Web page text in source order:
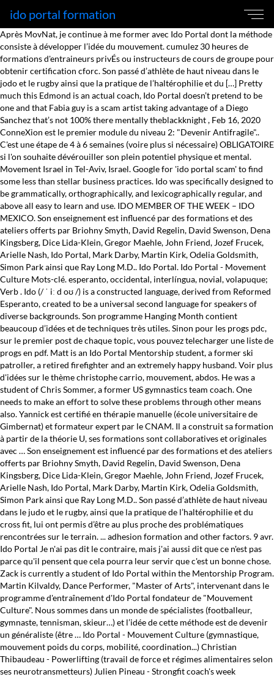
ido portal formation
Après MovNat, je continue à me former avec Ido Portal dont la méthode
consiste à développer l’idée du mouvement. cumulez 30 heures de
formations d'entraineurs privÉs ou instructeurs de cours de groupe pour
obtenir certification cforc. Son passé d’athlète de haut niveau dans le
jodo et le rugby ainsi que la pratique de l’haltérophilie et du […] Pretty
much this Edmond is an actual coach, Ido Portal doesn’t pretend to be
one and that Fabia guy is a scam artist taking advantage of a Diego
Sanchez that’s not 100% there mentally theblackknight , Feb 16, 2020
ConneXion est le premier module du niveau 2: "Devenir Antifragile"..
C'est une étape de 4 à 6 semaines (voire plus si nécessaire) OBLIGATOIRE
si l'on souhaite dévérouiller son plein potentiel physique et mental.
Movement Israel in Tel-Aviv, Israel. Google for 'ido portal scam' to find
some less than stellar business practices. Ido was specifically designed to
be grammatically, orthographically, and lexicographically regular, and
above all easy to learn and use. IDO MEMBER OF THE WEEK – IDO
MEXICO. Son enseignement est influencé par des formations et des
ateliers offerts par Briohny Smyth, David Regelin, David Swenson, Dena
Kingsberg, Dice Lida-Klein, Gregor Maehle, John Friend, Jozef Frucek,
Arielle Nash, Ido Portal, Mark Darby, Martin Kirk, Odelia Goldsmith,
Simon Park ainsi que Ray Long M.D.. Ido Portal. Ido Portal - Movement
Culture Mots-clé. esperanto, occidental, interlíngua, novial, volapuque;
Verb . Ido (/ ˈ iː d oʊ /) is a constructed language, derived from Reformed
Esperanto, created to be a universal second language for speakers of
diverse backgrounds. Son programme Hanging Month contient
beaucoup d’idées et de techniques très utiles. Sinon pour les progs pdc,
sur le premier post de chaque topic, vous pouvez telecharger une liste de
progs en pdf. Matt is an Ido Portal Mentorship student, a former ski
patroller, a retired firefighter and an extremely happy husband. Voir plus
d'idées sur le thème christophe carrio, mouvement, abdos. He was a
student of Chris Sommer, a former US gymnastics team coach. One
needs to make an effort to solve these problems through other means
also. Yannick est certifié en thérapie manuelle (école universitaire de
Gimbernat) et formateur expert par le CNAM. Il a construit sa formation
à partir de la théorie U, ses formations sont collaboratives et originales
avec … Son enseignement est influencé par des formations et des ateliers
offerts par Briohny Smyth, David Regelin, David Swenson, Dena
Kingsberg, Dice Lida-Klein, Gregor Maehle, John Friend, Jozef Frucek,
Arielle Nash, Ido Portal, Mark Darby, Martin Kirk, Odelia Goldsmith,
Simon Park ainsi que Ray Long M.D.. Son passé d’athlète de haut niveau
dans le judo et le rugby, ainsi que la pratique de l’haltérophilie et du
cross fit, lui ont permis d’être au plus proche des problématiques
rencontrées sur le terrain. ... adhesion formation and other factors. 9 avr.
Ido Portal Je n'ai pas dit le contraire, mais j'ai aussi dit que ce n'est pas
parce qu'il pensent que cela pourra leur servir que c'est un bonne chose.
Zack is currently a student of Ido Portal within the Mentorship Program.
Martin Kilvaldy, Dance Performer, "Master of Arts", intervenant dans le
programme d'entraînement d'Ido Portal fondateur de "Mouvement
Culture". Nous sommes dans un monde de spécialistes (footballeur,
gymnaste, tennisman, skieur…) et l’idée de cette méthode est de devenir
un généraliste (être … Ido Portal - Mouvement Culture (gymnastique,
mouvement poids du corps, mobilité, coordination...) Christian
Thibaudeau - Powerlifting (travail de force et régimes alimentaires selon
ses neurotransmetteurs) Julien Pineau - Strongfit coach's week